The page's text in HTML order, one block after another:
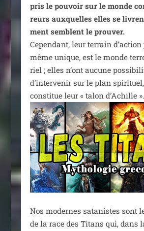
pris le pou­voir sur le monde
reurs aux­quelles elles se
ment semblent le prou­ver.
Cependant, leur ter­rain
même unique, est le monde
riel ; elles n’ont aucune
d’intervenir sur le plan
consti­tue leur « talon d’Achille ».
Nos modernes sata­nistes sont
de la race des Titans qui, dans